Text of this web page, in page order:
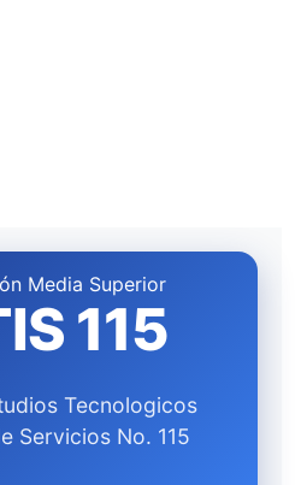
Media Superior
115
Tecnologicos
Servicios No. 115